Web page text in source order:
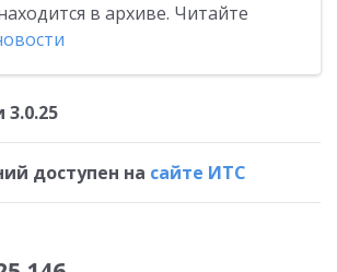
в архиве. Читайте
3.0.25
доступен на сайте ИТС